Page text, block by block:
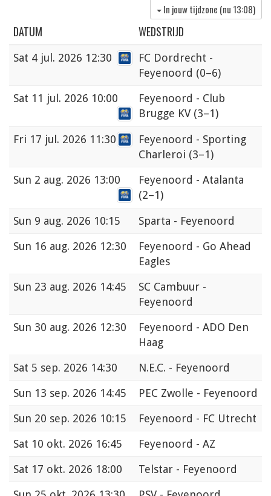
In jouw tijdzone (nu 13:08)
DATUM WEDSTRIJD
Sat 4 jul. 2026 12:30
FC Dordrecht -
Feyenoord (0–6)
Sat 11 jul. 2026 10:00
Feyenoord - Club
Brugge KV (3–1)
Fri 17 jul. 2026 11:30
Feyenoord - Sporting
Charleroi (3–1)
Sun 2 aug. 2026 13:00
Feyenoord - Atalanta
(2–1)
Sun 9 aug. 2026 10:15
Sparta - Feyenoord
Sun 16 aug. 2026 12:30
Feyenoord - Go Ahead
Eagles
Sun 23 aug. 2026 14:45
SC Cambuur -
Feyenoord
Sun 30 aug. 2026 12:30
Feyenoord - ADO Den
Haag
Sat 5 sep. 2026 14:30
N.E.C. - Feyenoord
Sun 13 sep. 2026 14:45
PEC Zwolle - Feyenoord
Sun 20 sep. 2026 10:15
Feyenoord - FC Utrecht
Sat 10 okt. 2026 16:45
Feyenoord - AZ
Sat 17 okt. 2026 18:00
Telstar - Feyenoord